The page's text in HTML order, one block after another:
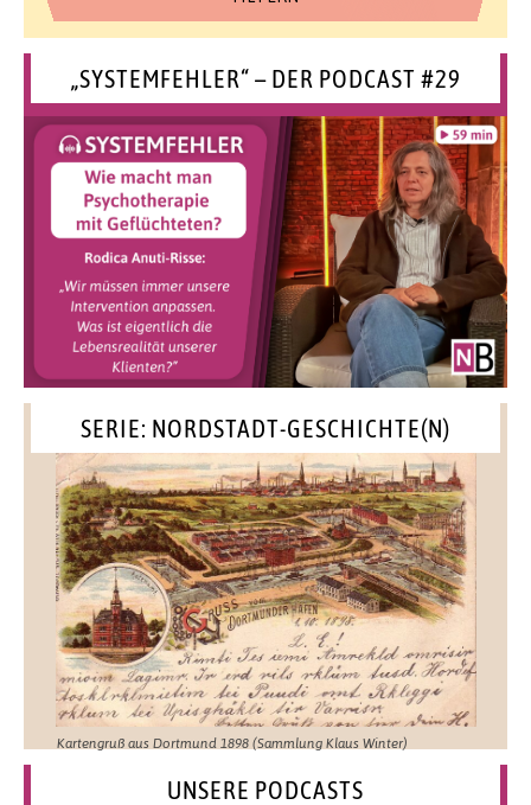
„SYSTEMFEHLER“ – DER PODCAST #29
SERIE: NORDSTADT-GESCHICHTE(N)
Kartengruß aus Dortmund 1898 (Sammlung Klaus Winter)
UNSERE PODCASTS